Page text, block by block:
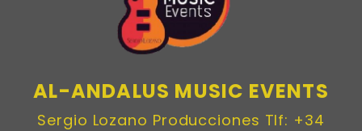
AL-ANDALUS MUSIC EVENTS
Sergio Lozano Producciones Tlf: +34